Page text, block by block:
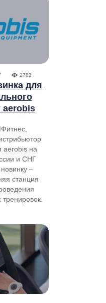
2782
для
aerobis
aerobis на
и СНГ
–
станция